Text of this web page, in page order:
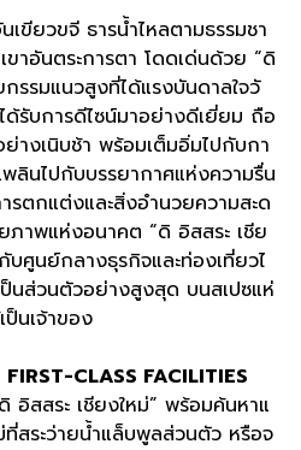
ขียวขจี ธารน้ำไหลตามธรรมชา
าอันตระการตา โดดเด่นด้วย “ดิ
รรมแนวสูงที่ได้แรงบันดาลใจวั
รับการดีไซน์มาอย่างดีเยี่ยม ถือ
างเนิบช้า พร้อมเต็มอิ่มไปกับกา
ลินไปกับบรรยากาศแห่งความรื่น
รตกแต่งและสิ่งอำนวยความสะด
ภาพแห่งอนาคต “ดิ อิสสระ เชีย
บศูนย์กลางธุรกิจและท่องเที่ยวไ
นส่วนตัวอย่างสูงสุด บนสเปซแห่
นเจ้าของ
CLASS FACILITIES
ดิ อิสสระ เชียงใหม่” พร้อมค้นหาแ
ที่สระว่ายน้ำแล็บพูลส่วนตัว หรือจ